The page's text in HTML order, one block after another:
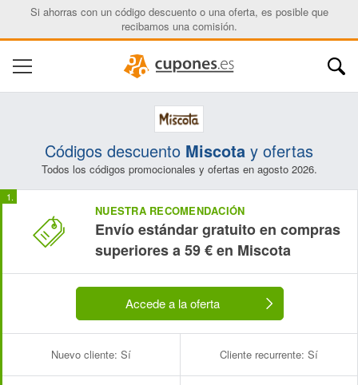
Si ahorras con un código descuento o una oferta, es posible que
recibamos una comisión.
Códigos descuento Miscota y ofertas
Todos los códigos promocionales y ofertas en agosto 2026.
NUESTRA RECOMENDACIÓN
Envío estándar gratuito en compras
superiores a 59 € en Miscota
Accede a la oferta
Nuevo cliente: Sí Cliente recurrente: Sí